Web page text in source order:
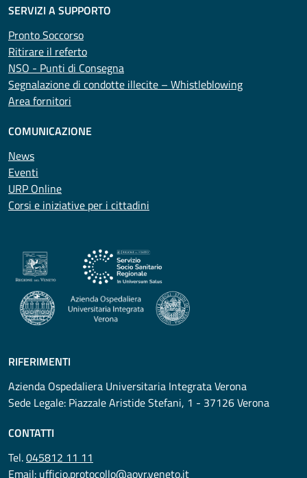
SERVIZI A SUPPORTO
Pronto Soccorso
Ritirare il referto
NSO - Punti di Consegna
Segnalazione di condotte illecite – Whistleblowing
Area fornitori
COMUNICAZIONE
News
Eventi
URP Online
Corsi e iniziative per i cittadini
RIFERIMENTI
Azienda Ospedaliera Universitaria Integrata Verona
Sede Legale: Piazzale Aristide Stefani, 1 - 37126 Verona
CONTATTI
Tel.045812 11 11
Email: ufficio.protocollo@aovr.veneto.it